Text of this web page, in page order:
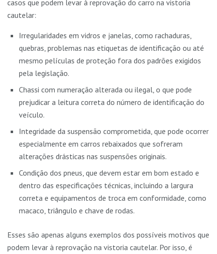
casos que podem levar à reprovação do carro na vistoria
cautelar:
Irregularidades em vidros e janelas, como rachaduras,
quebras, problemas nas etiquetas de identificação ou até
mesmo películas de proteção fora dos padrões exigidos
pela legislação.
Chassi com numeração alterada ou ilegal, o que pode
prejudicar a leitura correta do número de identificação do
veículo.
Integridade da suspensão comprometida, que pode ocorrer
especialmente em carros rebaixados que sofreram
alterações drásticas nas suspensões originais.
Condição dos pneus, que devem estar em bom estado e
dentro das especificações técnicas, incluindo a largura
correta e equipamentos de troca em conformidade, como
macaco, triângulo e chave de rodas.
Esses são apenas alguns exemplos dos possíveis motivos que
podem levar à reprovação na vistoria cautelar. Por isso, é